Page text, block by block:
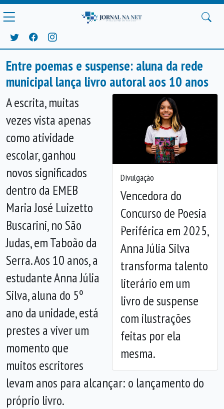
Entre poemas e suspense: aluna da rede
municipal lança livro autoral aos 10 anos
Divulgação
Vencedora do
Concurso de Poesia
Periférica em 2025,
Anna Júlia Silva
transforma talento
literário em um
livro de suspense
com ilustrações
feitas por ela
mesma.
Anterior
A escrita, muitas
vezes vista apenas
como atividade
escolar, ganhou
novos significados
dentro da EMEB
Maria José Luizetto
Buscarini, no São
Judas, em Taboão da
Serra. Aos 10 anos, a
estudante Anna Júlia
Silva, aluna do 5º
ano da unidade, está
prestes a viver um
momento que
muitos escritores
levam anos para alcançar: o lançamento do
próprio livro.